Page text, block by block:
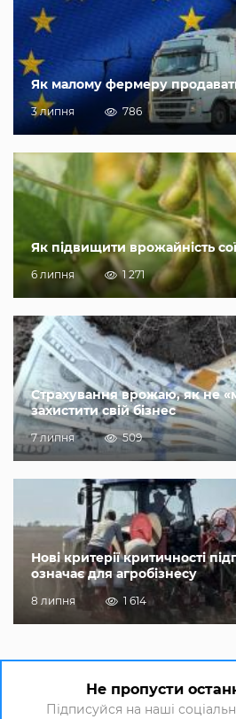
Як малому фермеру
3 липня 786
Як підвищити врожайність
6 липня 1 271
Страхування врожаю, як не
захистити свій бізнес
7 липня 509
Нові критерії критичності
означає для агробізнесу
8 липня 1 614
Не пропусти
Підписуйся на наші